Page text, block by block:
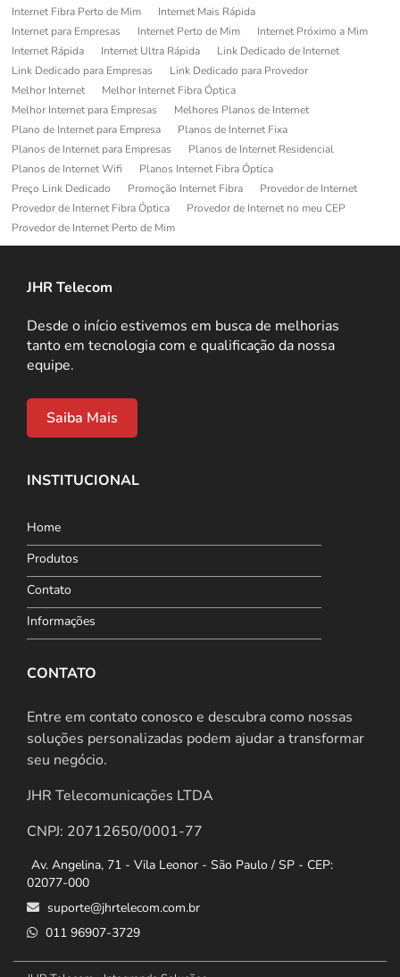
Internet Fibra Perto de Mim
Internet Mais Rápida
Internet para Empresas
Internet Perto de Mim
Internet Próximo a Mim
Internet Rápida
Internet Ultra Rápida
Link Dedicado de Internet
Link Dedicado para Empresas
Link Dedicado para Provedor
Melhor Internet
Melhor Internet Fibra Óptica
Melhor Internet para Empresas
Melhores Planos de Internet
Plano de Internet para Empresa
Planos de Internet Fixa
Planos de Internet para Empresas
Planos de Internet Residencial
Planos de Internet Wifi
Planos Internet Fibra Óptica
Preço Link Dedicado
Promoção Internet Fibra
Provedor de Internet
Provedor de Internet Fibra Óptica
Provedor de Internet no meu CEP
Provedor de Internet Perto de Mim
JHR Telecom
Desde o início estivemos em busca de melhorias
tanto em tecnologia com e qualificação da nossa
equipe.
Saiba Mais
INSTITUCIONAL
Home
Produtos
Contato
Informações
CONTATO
Entre em contato conosco e descubra como nossas
soluções personalizadas podem ajudar a transformar
seu negócio.
JHR Telecomunicações LTDA
CNPJ: 20712650/0001-77
Av. Angelina, 71 - Vila Leonor - São Paulo / SP - CEP:
02077-000
suporte@jhrtelecom.com.br
011 96907-3729